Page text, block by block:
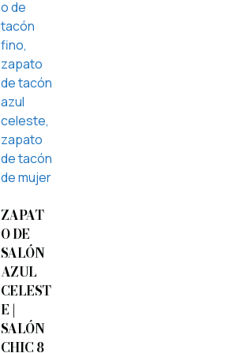
ZAPAT
O DE
SALÓN
AZUL
CELEST
E |
SALÓN
CHIC 8